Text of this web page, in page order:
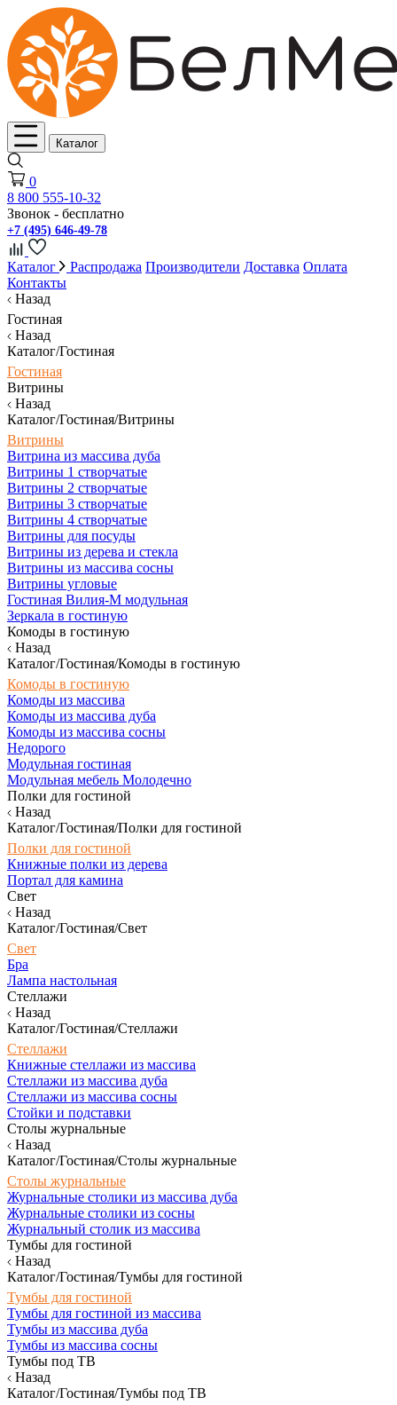
Каталог
0
8 800 555-10-32
Звонок - бесплатно
+7 (495) 646-49-78
Каталог Распродажа Производители Доставка Оплата
Контакты
Назад
Гостиная
Назад
Каталог/Гостиная
Гостиная
Витрины
Назад
Каталог/Гостиная/Витрины
Витрины
Витрина из массива дуба
Витрины 1 створчатые
Витрины 2 створчатые
Витрины 3 створчатые
Витрины 4 створчатые
Витрины для посуды
Витрины из дерева и стекла
Витрины из массива сосны
Витрины угловые
Гостиная Вилия-М модульная
Зеркала в гостиную
Комоды в гостиную
Назад
Каталог/Гостиная/Комоды в гостиную
Комоды в гостиную
Комоды из массива
Комоды из массива дуба
Комоды из массива сосны
Недорого
Модульная гостиная
Модульная мебель Молодечно
Полки для гостиной
Назад
Каталог/Гостиная/Полки для гостиной
Полки для гостиной
Книжные полки из дерева
Портал для камина
Свет
Назад
Каталог/Гостиная/Свет
Свет
Бра
Лампа настольная
Стеллажи
Назад
Каталог/Гостиная/Стеллажи
Стеллажи
Книжные стеллажи из массива
Стеллажи из массива дуба
Стеллажи из массива сосны
Стойки и подставки
Столы журнальные
Назад
Каталог/Гостиная/Столы журнальные
Столы журнальные
Журнальные столики из массива дуба
Журнальные столики из сосны
Журнальный столик из массива
Тумбы для гостиной
Назад
Каталог/Гостиная/Тумбы для гостиной
Тумбы для гостиной
Тумбы для гостиной из массива
Тумбы из массива дуба
Тумбы из массива сосны
Тумбы под ТВ
Назад
Каталог/Гостиная/Тумбы под ТВ